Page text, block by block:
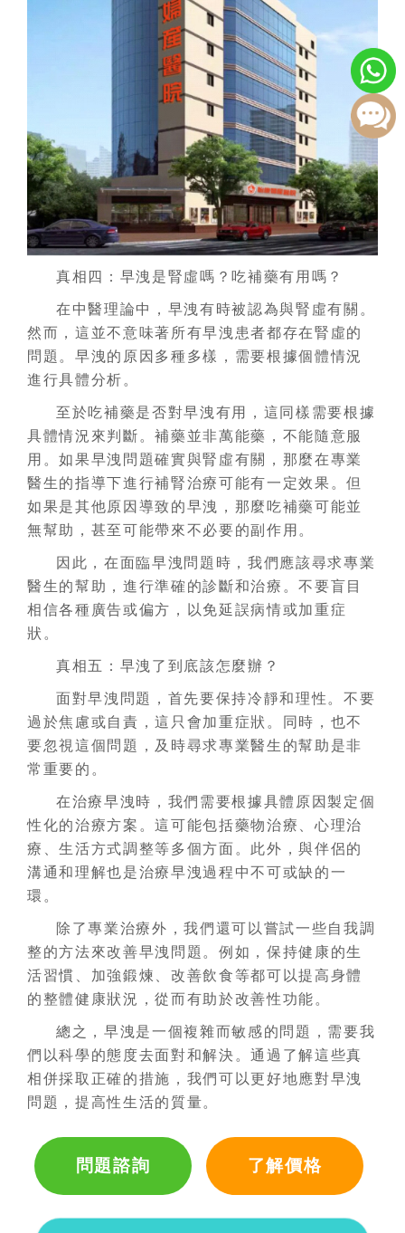
真相四：早洩是腎虛嗎？吃補藥有用嗎？
在中醫理論中，早洩有時被認為與腎虛有關。
然而，這並不意味著所有早洩患者都存在腎虛的
問題。早洩的原因多種多樣，需要根據個體情況
進行具體分析。
至於吃補藥是否對早洩有用，這同樣需要根據
具體情況來判斷。補藥並非萬能藥，不能隨意服
用。如果早洩問題確實與腎虛有關，那麼在專業
醫生的指導下進行補腎治療可能有一定效果。但
如果是其他原因導致的早洩，那麼吃補藥可能並
無幫助，甚至可能帶來不必要的副作用。
因此，在面臨早洩問題時，我們應該尋求專業
醫生的幫助，進行準確的診斷和治療。不要盲目
相信各種廣告或偏方，以免延誤病情或加重症
狀。
真相五：早洩了到底該怎麼辦？
面對早洩問題，首先要保持冷靜和理性。不要
過於焦慮或自責，這只會加重症狀。同時，也不
要忽視這個問題，及時尋求專業醫生的幫助是非
常重要的。
在治療早洩時，我們需要根據具體原因製定個
性化的治療方案。這可能包括藥物治療、心理治
療、生活方式調整等多個方面。此外，與伴侶的
溝通和理解也是治療早洩過程中不可或缺的一
環。
除了專業治療外，我們還可以嘗試一些自我調
整的方法來改善早洩問題。例如，保持健康的生
活習慣、加強鍛煉、改善飲食等都可以提高身體
的整體健康狀況，從而有助於改善性功能。
總之，早洩是一個複雜而敏感的問題，需要我
們以科學的態度去面對和解決。通過了解這些真
相併採取正確的措施，我們可以更好地應對早洩
問題，提高性生活的質量。
問題諮詢 了解價格